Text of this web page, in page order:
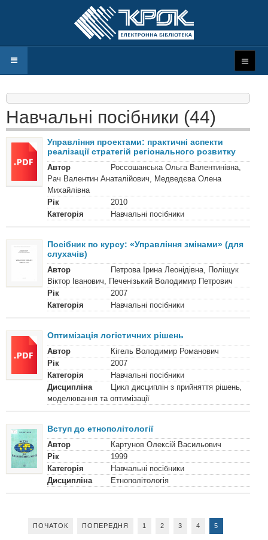
Навчальні посібники (44)
Управління проектами: практичні аспекти
реалізації стратегій регіонального розвитку
Автор
Россошанська Ольга Валентинівна,
Рач Валентин Анаталійович, Медведєва Олена
Михайлівна
Рік
2010
Категорія
Навчальні посібники
Посібник по курсу: «Управління змінами» (для
слухачів)
Автор
Петрова Ірина Леонідівна, Поліщук
Віктор Іванович, Печенізький Володимир Петрович
Рік
2007
Категорія
Навчальні посібники
Оптимізація логістичних рішень
Автор
Кігель Володимир Романович
Рік
2007
Категорія
Навчальні посібники
Дисципліна
Цикл дисциплін з прийняття рішень‚
моделювання та оптимізації
Вступ до етнополітології
Автор
Картунов Олексій Васильович
Рік
1999
Категорія
Навчальні посібники
Дисципліна
Етнополітологія
ПОЧАТОК ПОПЕРЕДНЯ 1 2 3 4 5